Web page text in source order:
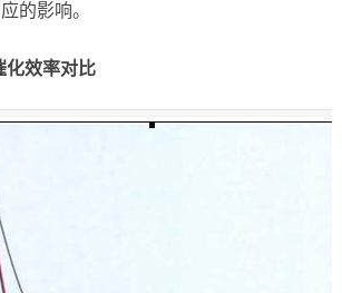
的影响。
化效率对比